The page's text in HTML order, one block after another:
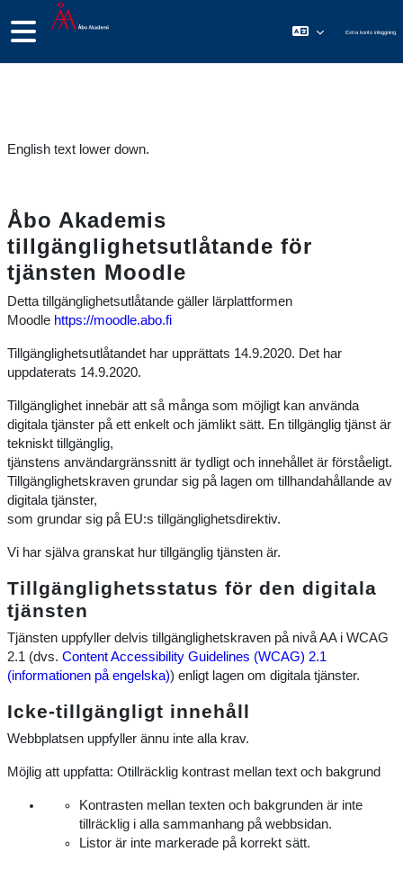
Gå direkt till huvudinnehåll
Sidopanel
Extra konto inloggning
English text lower down.
Åbo Akademis
tillgänglighetsutlåtande för
tjänsten Moodle
Detta tillgänglighetsutlåtande gäller lärplattformen
Moodle https://moodle.abo.fi
Tillgänglighetsutlåtandet har upprättats 14.9.2020. Det har
uppdaterats 14.9.2020.
Tillgänglighet innebär att så många som möjligt kan använda
digitala tjänster på ett enkelt och jämlikt sätt. En tillgänglig tjänst är
tekniskt tillgänglig,
tjänstens användargränssnitt är tydligt och innehållet är förståeligt.
Tillgänglighetskraven grundar sig på lagen om tillhandahållande av
digitala tjänster,
som grundar sig på EU:s tillgänglighetsdirektiv.
Vi har själva granskat hur tillgänglig tjänsten är.
Tillgänglighetsstatus för den digitala
tjänsten
Tjänsten uppfyller delvis tillgänglighetskraven på nivå AA i WCAG
2.1 (dvs. Content Accessibility Guidelines (WCAG) 2.1
(informationen på engelska)) enligt lagen om digitala tjänster.
Icke-tillgängligt innehåll
Webbplatsen uppfyller ännu inte alla krav.
Möjlig att uppfatta: Otillräcklig kontrast mellan text och bakgrund
Kontrasten mellan texten och bakgrunden är inte
tillräcklig i alla sammanhang på webbsidan.
Listor är inte markerade på korrekt sätt.